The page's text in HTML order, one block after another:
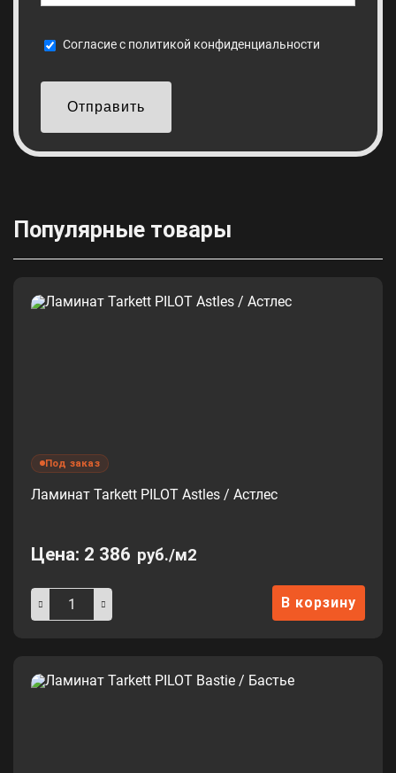
Cогласие с политикой конфиденциальности
Отправить
Популярные товары
Под заказ
Ламинат Tarkett PILOT Astles / Астлес
Цена: 2 386 руб./м2
В корзину